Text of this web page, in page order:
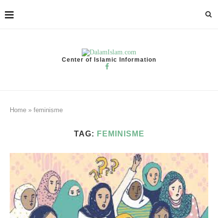
Center of Islamic Information
Home » feminisme
TAG: FEMINISME